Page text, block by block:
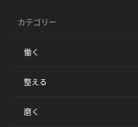
カテゴリー
働く
整える
磨く